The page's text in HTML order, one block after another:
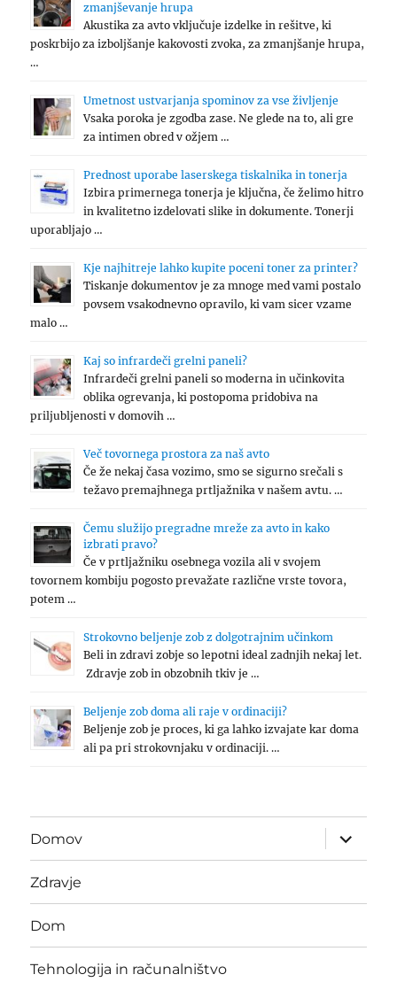
zmanjševanje hrupa
Akustika za avto vključuje izdelke in rešitve, ki
poskrbijo za izboljšanje kakovosti zvoka, za zmanjšanje hrupa,
…
Umetnost ustvarjanja spominov za vse življenje
Vsaka poroka je zgodba zase. Ne glede na to, ali gre
za intimen obred v ožjem …
Prednost uporabe laserskega tiskalnika in tonerja
Izbira primernega tonerja je ključna, če želimo hitro
in kvalitetno izdelovati slike in dokumente. Tonerji
uporabljajo …
Kje najhitreje lahko kupite poceni toner za printer?
Tiskanje dokumentov je za mnoge med vami postalo
povsem vsakodnevno opravilo, ki vam sicer vzame
malo …
Kaj so infrardeči grelni paneli?
Infrardeči grelni paneli so moderna in učinkovita
oblika ogrevanja, ki postopoma pridobiva na
priljubljenosti v domovih …
Več tovornega prostora za naš avto
Če že nekaj časa vozimo, smo se sigurno srečali s
težavo premajhnega prtljažnika v našem avtu. …
Čemu služijo pregradne mreže za avto in kako
izbrati pravo?
Če v prtljažniku osebnega vozila ali v svojem
tovornem kombiju pogosto prevažate različne vrste tovora,
potem …
Strokovno beljenje zob z dolgotrajnim učinkom
Beli in zdravi zobje so lepotni ideal zadnjih nekaj let.
Zdravje zob in obzobnih tkiv je …
Beljenje zob doma ali raje v ordinaciji?
Beljenje zob je proces, ki ga lahko izvajate kar doma
ali pa pri strokovnjaku v ordinaciji. …
Domov
expand
child
menu
Zdravje
Dom
Tehnologija in računalništvo